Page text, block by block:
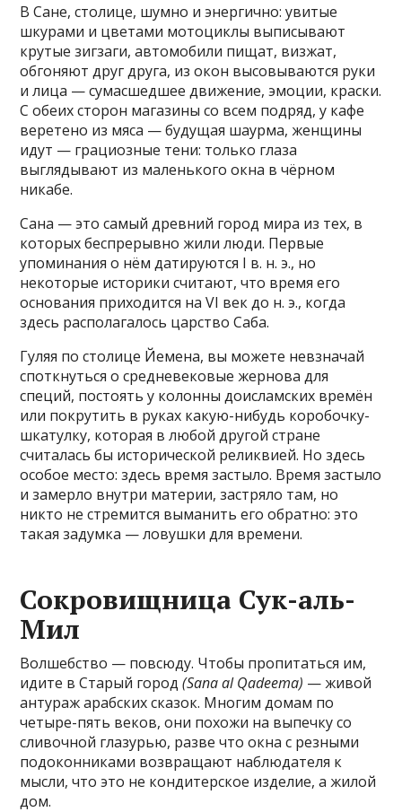
В Сане, столице, шумно и энергично: увитые
шкурами и цветами мотоциклы выписывают
крутые зигзаги, автомобили пищат, визжат,
обгоняют друг друга, из окон высовываются руки
и лица — сумасшедшее движение, эмоции, краски.
С обеих сторон магазины со всем подряд, у кафе
веретено из мяса — будущая шаурма, женщины
идут — грациозные тени: только глаза
выглядывают из маленького окна в чёрном
никабе.
Сана — это самый древний город мира из тех, в
которых беспрерывно жили люди. Первые
упоминания о нём датируются I в. н. э., но
некоторые историки считают, что время его
основания приходится на VI век до н. э., когда
здесь располагалось царство Саба.
Гуляя по столице Йемена, вы можете невзначай
споткнуться о средневековые жернова для
специй, постоять у колонны доисламских времён
или покрутить в руках какую-нибудь коробочку-
шкатулку, которая в любой другой стране
считалась бы исторической реликвией. Но здесь
особое место: здесь время застыло. Время застыло
и замерло внутри материи, застряло там, но
никто не стремится выманить его обратно: это
такая задумка — ловушки для времени.
Сокровищница Сук-аль-
Мил
Волшебство — повсюду. Чтобы пропитаться им,
идите в Старый город(Sana al Qadeema) — живой
антураж арабских сказок. Многим домам по
четыре-пять веков, они похожи на выпечку со
сливочной глазурью, разве что окна с резными
подоконниками возвращают наблюдателя к
мысли, что это не кондитерское изделие, а жилой
дом.